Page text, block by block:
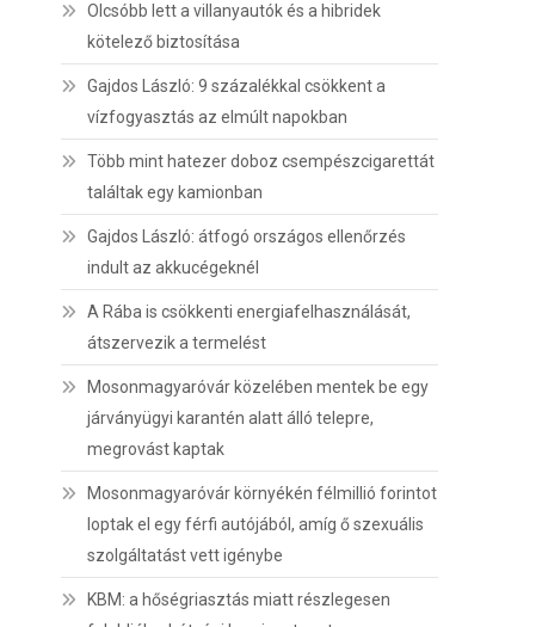
Olcsóbb lett a villanyautók és a hibridek
kötelező biztosítása
Gajdos László: 9 százalékkal csökkent a
vízfogyasztás az elmúlt napokban
Több mint hatezer doboz csempészcigarettát
találtak egy kamionban
Gajdos László: átfogó országos ellenőrzés
indult az akkucégeknél
A Rába is csökkenti energiafelhasználását,
átszervezik a termelést
Mosonmagyaróvár közelében mentek be egy
járványügyi karantén alatt álló telepre,
megrovást kaptak
Mosonmagyaróvár környékén félmillió forintot
loptak el egy férfi autójából, amíg ő szexuális
szolgáltatást vett igénybe
KBM: a hőségriasztás miatt részlegesen